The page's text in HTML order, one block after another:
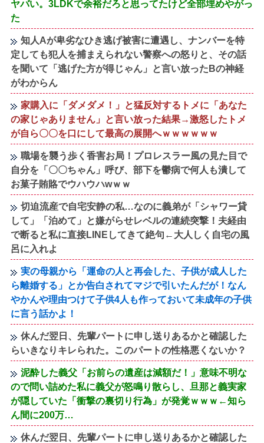
ヤバい。3LDKで余裕だろと思ってたけど全部埋めやがっ
た
知人Aが卑劣なひき逃げ被害に遭遇し、ナンバーを特
定しても犯人を捕まえられない警察への怒りと、その話
を聞いて「逃げた方が得じゃん」と言い放ったBの神経
がわからん
家購入に「ダメダメ！」と猛反対するトメに「あなた
の家じゃありません」と言い放った結果→激怒したトメ
が自ら〇〇を口にして最高の展開へｗｗｗｗｗｗ
職場を襲う歩く香害お局！プロレスラー風の見た目で
自分を「〇〇ちゃん」呼び、部下を鬱病で何人も潰して
お菓子賄賂でウハウハwｗｗ
切迫流産で自宅安静の私…なのに義弟が「シャワー貸
して」「泊めて」と嫌がらせレベルの連続突撃！夫経由
で断ると私に直接LINEしてきて絶句←大人しく自宅の風
呂に入れよ
実の母親から「運命の人と再会した、子供が成人した
ら離婚する」とか告白されてマジで引いたんだが！なん
やかんや理由つけて子供4人も作っておいて未成年の子供
に言う話かよ！
休んだ翌日、先輩パートに申し送りあるかと確認した
らいきなりキレられた。このパートの性格悪くないか？
泥酔した義父「お前らの遺産は減額だ！」意味不明な
ので問い詰めた私に義父が怒鳴り散らし、旦那と義実家
が隠していた「衝撃の裏切り行為」が発覚ｗｗｗ←知ら
ん間に200万…
休んだ翌日、先輩パートに申し送りあるかと確認した